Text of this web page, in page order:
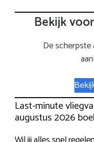
Bekijk
De scherpste
Last-minute
augustus 2026